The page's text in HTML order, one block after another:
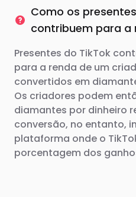
Como os
contribuem para a
Presentes do TikTok
para a renda de um
convertidos em
Os criadores podem
diamantes por dinheiro
conversão, no entanto,
plataforma onde o
porcentagem dos